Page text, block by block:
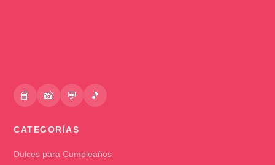
📘 📸 💬 🎵
CATEGORÍAS
Dulces para Cumpleaños